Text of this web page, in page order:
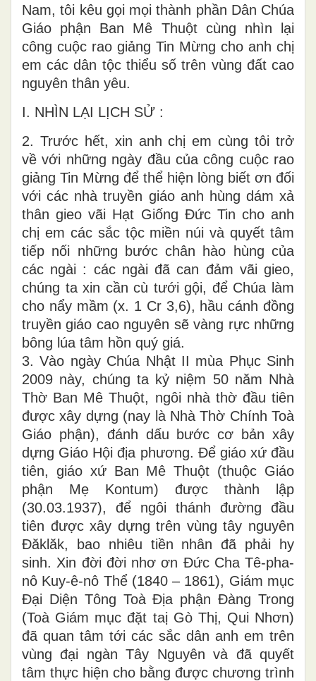
Nam, tôi kêu gọi mọi thành phần Dân Chúa
Giáo phận Ban Mê Thuột cùng nhìn lại
công cuộc rao giảng Tin Mừng cho anh chị
em các dân tộc thiểu số trên vùng đất cao
nguyên thân yêu.
I. NHÌN LẠI LỊCH SỬ :
2. Trước hết, xin anh chị em cùng tôi trở
về với những ngày đầu của công cuộc rao
giảng Tin Mừng để thể hiện lòng biết ơn đối
với các nhà truyền giáo anh hùng dám xả
thân gieo vãi Hạt Giống Đức Tin cho anh
chị em các sắc tộc miền núi và quyết tâm
tiếp nối những bước chân hào hùng của
các ngài : các ngài đã can đảm vãi gieo,
chúng ta xin cần cù tưới gội, để Chúa làm
cho nẩy mầm (x. 1 Cr 3,6), hầu cánh đồng
truyền giáo cao nguyên sẽ vàng rực những
bông lúa tâm hồn quý giá.
3. Vào ngày Chúa Nhật II mùa Phục Sinh
2009 này, chúng ta kỷ niệm 50 năm Nhà
Thờ Ban Mê Thuột, ngôi nhà thờ đầu tiên
được xây dựng (nay là Nhà Thờ Chính Toà
Giáo phận), đánh dấu bước cơ bản xây
dựng Giáo Hội địa phương. Để giáo xứ đầu
tiên, giáo xứ Ban Mê Thuột (thuộc Giáo
phận Mẹ Kontum) được thành lập
(30.03.1937), để ngôi thánh đường đầu
tiên được xây dựng trên vùng tây nguyên
Đăklăk, bao nhiêu tiền nhân đã phải hy
sinh. Xin đời đời nhơ ơn Đức Cha Tê-pha-
nô Kuy-ê-nô Thể (1840 – 1861), Giám mục
Đại Diện Tông Toà Địa phận Đàng Trong
(Toà Giám mục đặt taị Gò Thị, Qui Nhơn)
đã quan tâm tới các sắc dân anh em trên
vùng đại ngàn Tây Nguyên và đã quyết
tâm thực hiện cho bằng được chương trình